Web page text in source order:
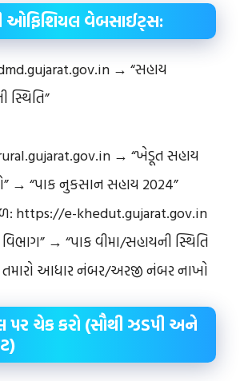
ઓફિશિયલ વેબસાઈટ્સ:
→ “સહાય
સ્થિતિ”
→ “ખેડૂત સહાય
→ “પાક નુકસાન સહાય 2024”
https://e-khedut.gujarat.gov.in
→ “પાક વીમા/સહાયની સ્થિતિ
આધાર નંબર/અરજી નંબર નાખો
પર ચેક કરો (સૌથી ઝડપી અને